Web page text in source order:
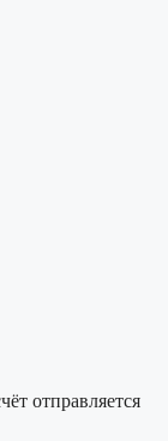
отправляется